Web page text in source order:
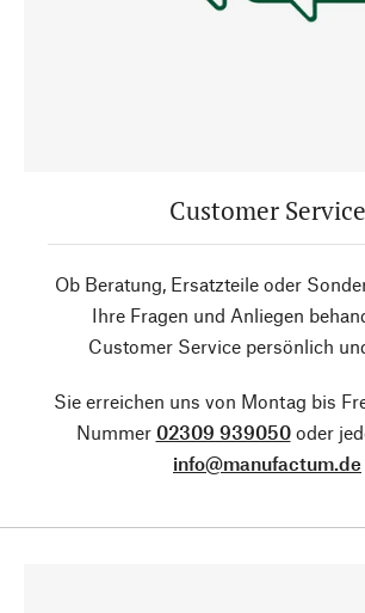
Customer Service
Ob Beratung, Ersatzteile oder
Ihre Fragen und Anliegen
Customer Service persönlich
Sie erreichen uns von Montag bis
Nummer 02309 939050oder
info@manufactum.de